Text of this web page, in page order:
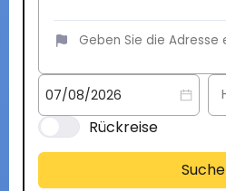
Rückreise
Suche